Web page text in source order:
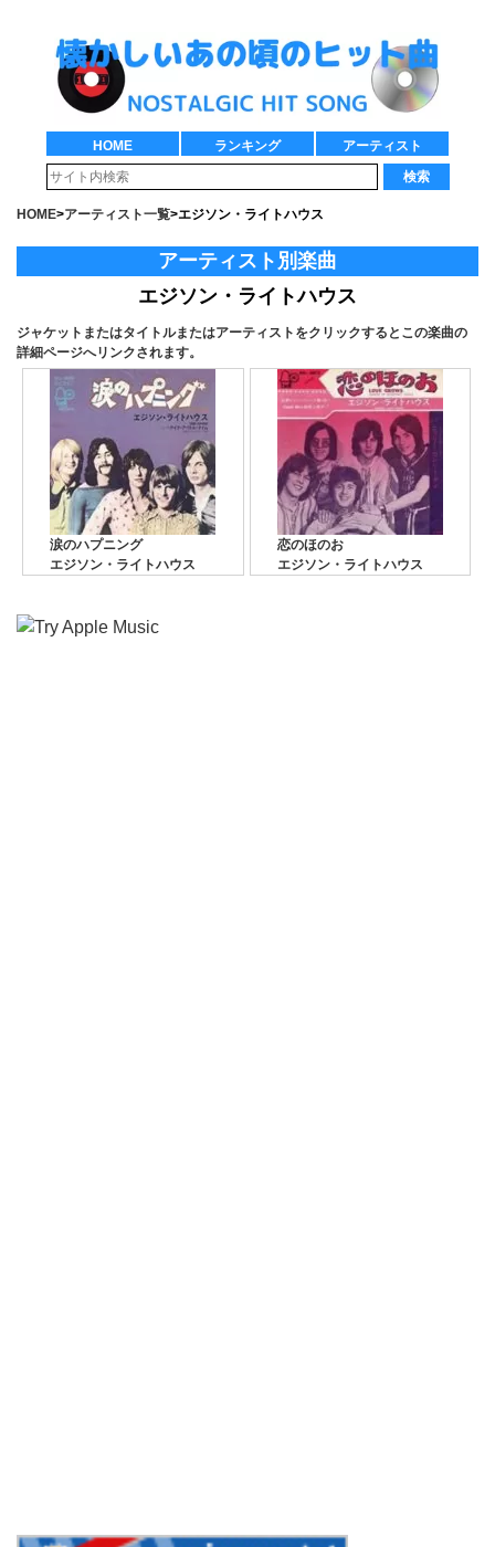
HOME ランキング
アーティスト
検索
HOME>アーティスト一覧>エジソン・ライトハウス
アーティスト別楽曲
エジソン・ライトハウス
ジャケットまたはタイトルまたはアーティストをクリックするとこの楽曲の
詳細ページへリンクされます。
涙のハプニング
エジソン・ライトハウス
恋のほのお
エジソン・ライトハウス